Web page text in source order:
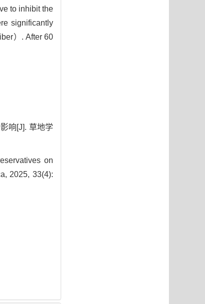
to inhibit the
significantly
）. After 60
响[J]. 草地学
on
2025, 33(4):